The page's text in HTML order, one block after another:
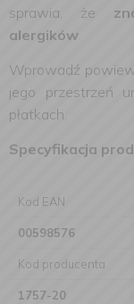
sprawia, że
alergików.
Wprowadź
jego przestrzeń
płatkach.
Specyfikacja
Kod EAN
00598576
Kod producenta
1757-20